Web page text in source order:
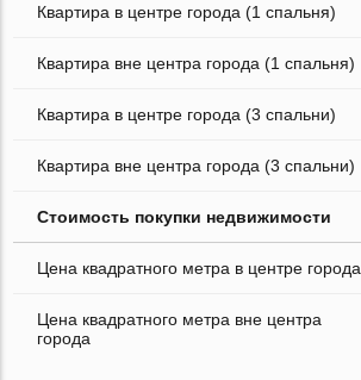
Квартира в центре города (1 спальня)
Квартира вне центра города (1 спальня)
Квартира в центре города (3 спальни)
Квартира вне центра города (3 спальни)
Стоимость покупки недвижимости
Цена квадратного метра в центре города
Цена квадратного метра вне центра
города